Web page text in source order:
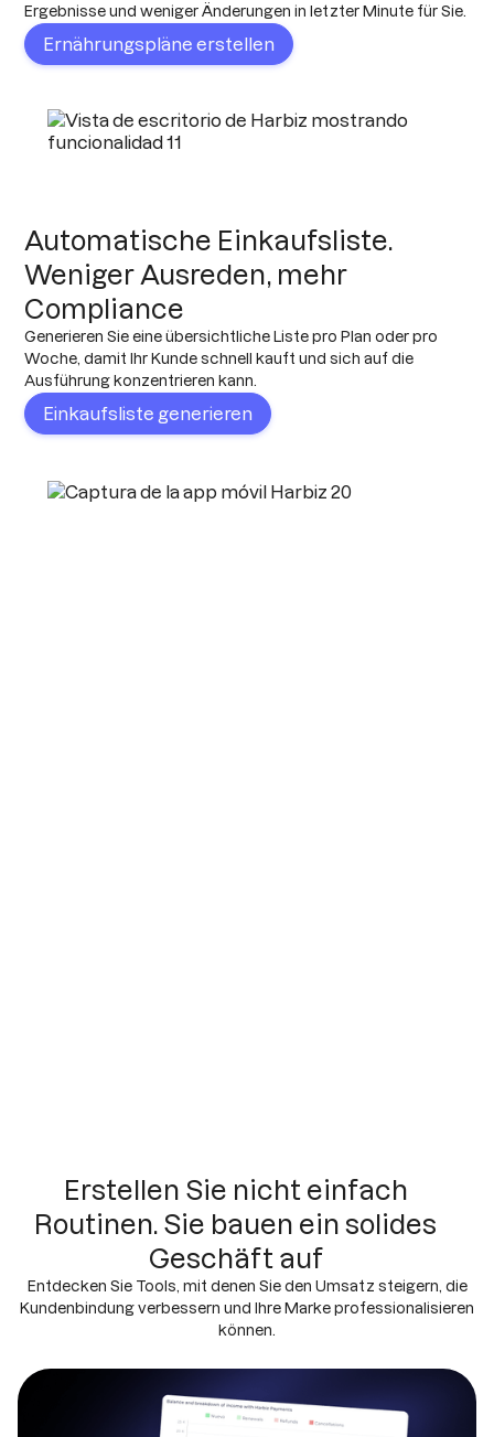
Ergebnisse und weniger Änderungen in letzter Minute für Sie.
Ernährungspläne erstellen
Automatische Einkaufsliste.
Weniger Ausreden, mehr
Compliance
Generieren Sie eine übersichtliche Liste pro Plan oder pro
Woche, damit Ihr Kunde schnell kauft und sich auf die
Ausführung konzentrieren kann.
Einkaufsliste generieren
Erstellen Sie nicht einfach
Routinen. Sie bauen ein solides
Geschäft auf
Entdecken Sie Tools, mit denen Sie den Umsatz steigern, die
Kundenbindung verbessern und Ihre Marke professionalisieren
können.